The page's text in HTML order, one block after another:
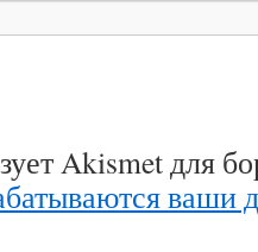
Akismet для
ваши